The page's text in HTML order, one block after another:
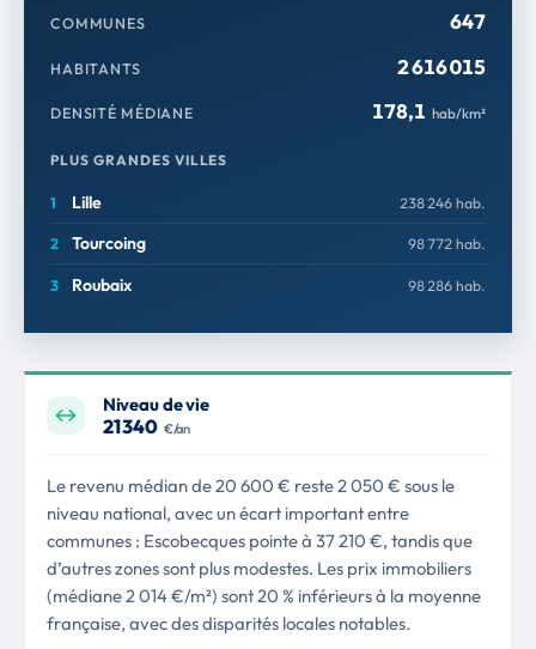
COMMUNES 647
HABITANTS 2 616 015
DENSITÉ MÉDIANE 178,1 hab/km²
PLUS GRANDES VILLES
Lille 238 246 hab.
Tourcoing 98 772 hab.
Roubaix 98 286 hab.
Niveau de vie
21 340 €/an
Le revenu médian de 20 600 € reste 2 050 € sous le
niveau national, avec un écart important entre
communes : Escobecques pointe à 37 210 €, tandis que
d’autres zones sont plus modestes. Les prix immobiliers
(médiane 2 014 €/m²) sont 20 % inférieurs à la moyenne
française, avec des disparités locales notables.